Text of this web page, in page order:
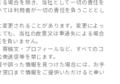
場合を除き、当社として一切の責任を
は利用者が一切の責任を負うこととし
更されることがあります。変更によっ
も、当社の故意又は重過失による場合
負いません。
稿文・プロフィールなど、すべてのコ
送信等を禁じます。
誤った情報を見つけた場合には、お手
口まで情報をご提供いただけると幸い